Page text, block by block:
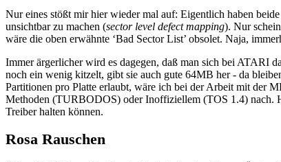
Nur eines stößt mir hier wieder mal auf: Eigentlich haben
unsichtbar zu machen (sector level defect mapping). Nur
wäre die oben erwähnte ‘Bad Sector List’ obsolet. Naja,
Immer ärgerlicher wird es dagegen, daß man sich bei ATARI
noch ein wenig kitzelt, gibt sie auch gute 64MB her - da
Partitionen pro Platte erlaubt, wäre ich bei der Arbeit mit der
Methoden (TURBODOS) oder Inoffiziellem (TOS 1.4) nach.
Treiber halten können.
Rosa Rauschen